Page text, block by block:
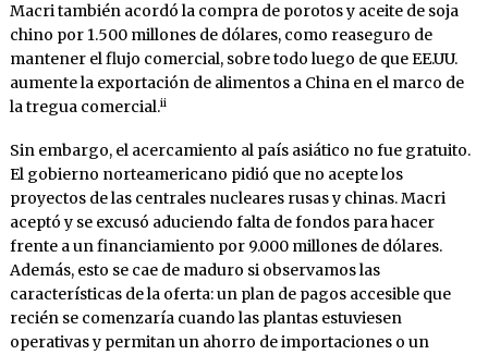
Macri también acordó la compra de porotos y aceite de soja
chino por 1.500 millones de dólares, como reaseguro de
mantener el flujo comercial, sobre todo luego de que EE.UU.
aumente la exportación de alimentos a China en el marco de
la tregua comercial.ii
Sin embargo, el acercamiento al país asiático no fue gratuito.
El gobierno norteamericano pidió que no acepte los
proyectos de las centrales nucleares rusas y chinas. Macri
aceptó y se excusó aduciendo falta de fondos para hacer
frente a un financiamiento por 9.000 millones de dólares.
Además, esto se cae de maduro si observamos las
características de la oferta: un plan de pagos accesible que
recién se comenzaría cuando las plantas estuviesen
operativas y permitan un ahorro de importaciones o un